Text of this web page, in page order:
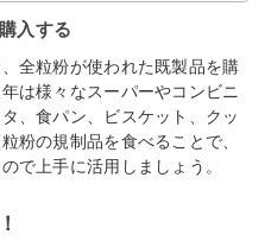
入する
全粒粉が使われた既製品を購
は様々なスーパーやコンビニ
、食パン、ビスケット、クッ
粉の規制品を食べることで、
で上手に活用しましょう。